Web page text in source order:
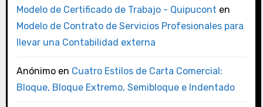
Modelo de Certificado de Trabajo - Quipucont en
Modelo de Contrato de Servicios Profesionales para
llevar una Contabilidad externa
Anónimoen Cuatro Estilos de Carta Comercial:
Bloque, Bloque Extremo, Semibloque e Indentado